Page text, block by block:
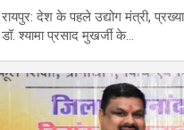
रायपुर: देश के पहले उद्योग मंत्री,
डॉ. श्यामा प्रसाद मुखर्जी के…